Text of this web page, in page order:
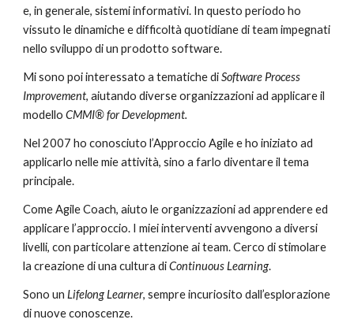
e, in generale, sistemi informativi. In questo periodo ho
vissuto le dinamiche e difficoltà quotidiane di team impegnati
nello sviluppo di un prodotto software.
Mi sono poi interessato a tematiche diSoftware Process
Improvement, aiutando diverse organizzazioni ad applicare il
modelloCMMI® for Development.
Nel 2007 ho conosciuto l’Approccio Agile e ho iniziato ad
applicarlo nelle mie attività, sino a farlo diventare il tema
principale.
Come Agile Coach, aiuto le organizzazioni ad apprendere ed
applicare l’approccio. I miei interventi avvengono a diversi
livelli, con particolare attenzione ai team. Cerco di stimolare
la creazione di una cultura diContinuous Learning.
Sono unLifelong Learner, sempre incuriosito dall’esplorazione
di nuove conoscenze.